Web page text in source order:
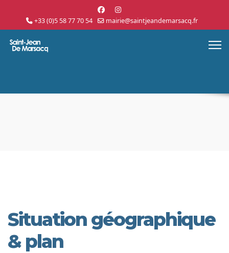
+33 (0)5 58 77 70 54 mairie@saintjeandemarsacq.fr
Situation géographique
& plan